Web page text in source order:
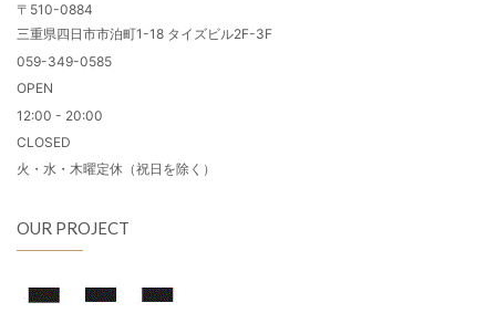
〒510-0884
三重県四日市市泊町1-18 タイズビル2F-3F
059-349-0585
OPEN
12:00 - 20:00
CLOSED
火・水・木曜定休（祝日を除く）
OUR PROJECT